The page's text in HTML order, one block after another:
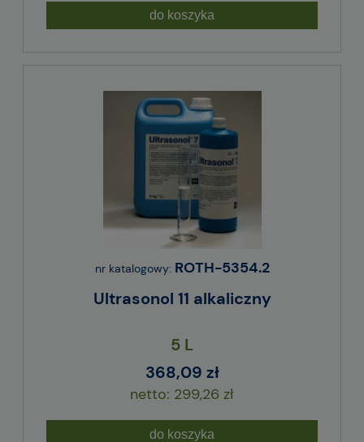
do koszyka
nr katalogowy: ROTH-5354.2
Ultrasonol 11 alkaliczny
5 L
368,09 zł
299,26 zł
do koszyka